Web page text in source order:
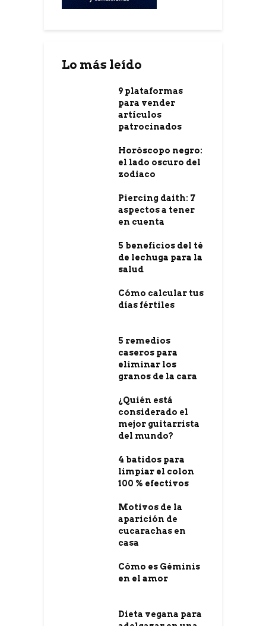
Lo más leído
9 plataformas
para vender
artículos
patrocinados
Horóscopo negro:
el lado oscuro del
zodiaco
Piercing daith: 7
aspectos a tener
en cuenta
5 beneficios del té
de lechuga para la
salud
Cómo calcular tus
días fértiles
5 remedios
caseros para
eliminar los
granos de la cara
¿Quién está
considerado el
mejor guitarrista
del mundo?
4 batidos para
limpiar el colon
100 % efectivos
Motivos de la
aparición de
cucarachas en
casa
Cómo es Géminis
en el amor
Dieta vegana para